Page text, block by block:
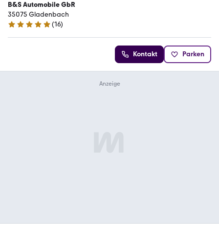
B&S Automobile GbR
35075 Gladenbach
5 Sterne
(16)
Kontakt Parken